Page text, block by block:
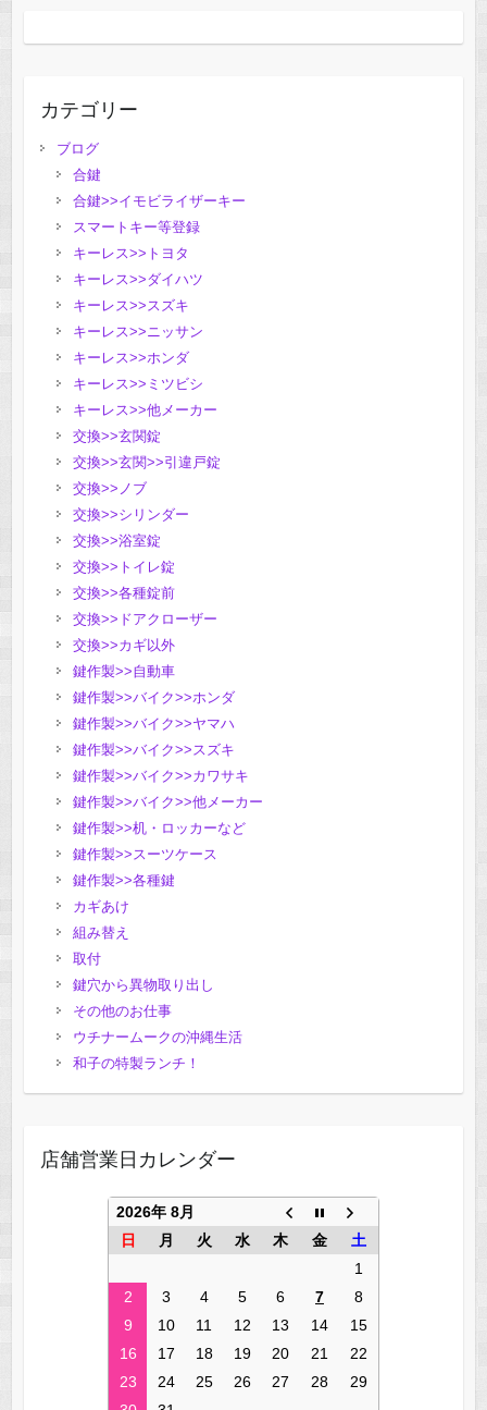
カテゴリー
ブログ
合鍵
合鍵>>イモビライザーキー
スマートキー等登録
キーレス>>トヨタ
キーレス>>ダイハツ
キーレス>>スズキ
キーレス>>ニッサン
キーレス>>ホンダ
キーレス>>ミツビシ
キーレス>>他メーカー
交換>>玄関錠
交換>>玄関>>引違戸錠
交換>>ノブ
交換>>シリンダー
交換>>浴室錠
交換>>トイレ錠
交換>>各種錠前
交換>>ドアクローザー
交換>>カギ以外
鍵作製>>自動車
鍵作製>>バイク>>ホンダ
鍵作製>>バイク>>ヤマハ
鍵作製>>バイク>>スズキ
鍵作製>>バイク>>カワサキ
鍵作製>>バイク>>他メーカー
鍵作製>>机・ロッカーなど
鍵作製>>スーツケース
鍵作製>>各種鍵
カギあけ
組み替え
取付
鍵穴から異物取り出し
その他のお仕事
ウチナームークの沖縄生活
和子の特製ランチ！
店舗営業日カレンダー
2026年 8月
日
月 火 水 木 金
土
1
2
3 4 5 6 7
8
9
10 11 12 13 14
15
16
17 18 19 20 21
22
23
24 25 26 27 28
29